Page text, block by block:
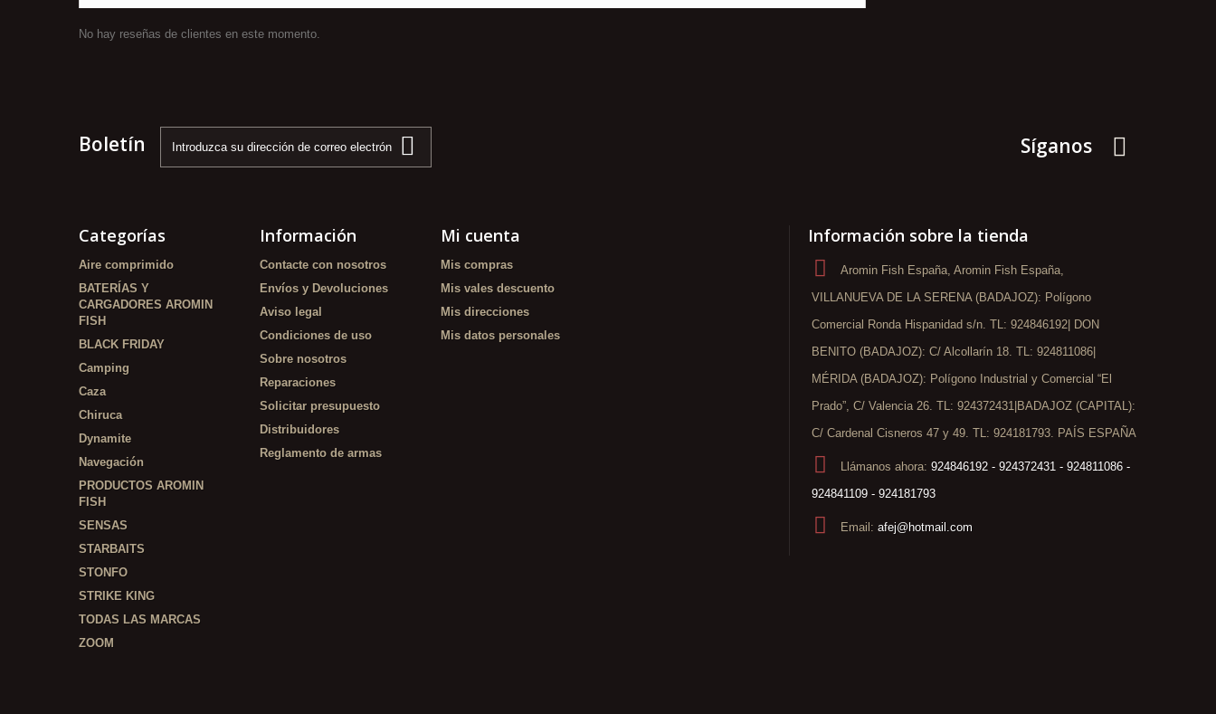
No hay reseñas de clientes en este momento.
Boletín Síganos
Categorías
Aire comprimido
BATERÍAS Y
CARGADORES AROMIN
FISH
BLACK FRIDAY
Camping
Caza
Chiruca
Dynamite
Navegación
PRODUCTOS AROMIN
FISH
SENSAS
STARBAITS
STONFO
STRIKE KING
TODAS LAS MARCAS
ZOOM
Información
Contacte con nosotros
Envíos y Devoluciones
Aviso legal
Condiciones de uso
Sobre nosotros
Reparaciones
Solicitar presupuesto
Distribuidores
Reglamento de armas
Mi cuenta
Mis compras
Mis vales descuento
Mis direcciones
Mis datos personales
Información sobre la tienda
Aromin Fish España, Aromin Fish España,
VILLANUEVA DE LA SERENA (BADAJOZ): Polígono
Comercial Ronda Hispanidad s/n. TL: 924846192| DON
BENITO (BADAJOZ): C/ Alcollarín 18. TL: 924811086|
MÉRIDA (BADAJOZ): Polígono Industrial y Comercial “El
Prado”, C/ Valencia 26. TL: 924372431|BADAJOZ (CAPITAL):
C/ Cardenal Cisneros 47 y 49. TL: 924181793. PAÍS ESPAÑA
Llámanos ahora: 924846192 - 924372431 - 924811086 -
924841109 - 924181793
Email: afej@hotmail.com